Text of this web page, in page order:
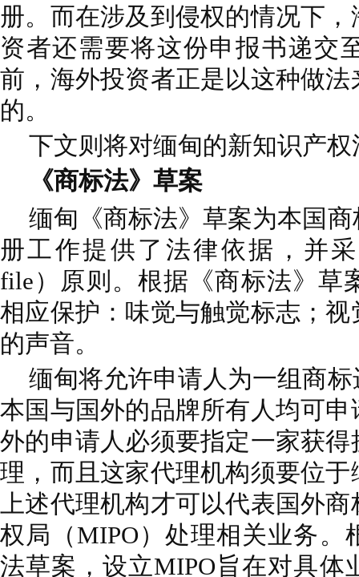
册。而在涉及到侵权的情况下
资者还需要将这份申报书递交
前，海外投资者正是以这种做
的。
下文则将对缅甸的新知识产
《商标法》草案
缅甸《商标法》草案为本国
册工作提供了法律依据，并
file）原则。根据《商标法》草
相应保护：味觉与触觉标志；
的声音。
缅甸将允许申请人为一组商
本国与国外的品牌所有人均可
外的申请人必须要指定一家获
理，而且这家代理机构须要位
上述代理机构才可以代表国外
权局（MIPO）处理相关业务。
法草案，设立MIPO旨在对具体